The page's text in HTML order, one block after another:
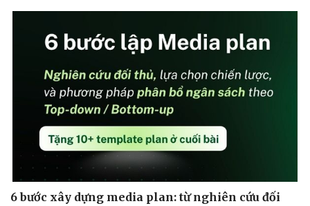
Thông tin doanh nghiệp
Doanh nghiệp 24h
Doanh nhân
Vì cộng đồng
Sành điệu
Tin Công nghệ
Trải nghiệm
Chuyển đổi số
6 bước xây dựng media plan: từ nghiên cứu đối